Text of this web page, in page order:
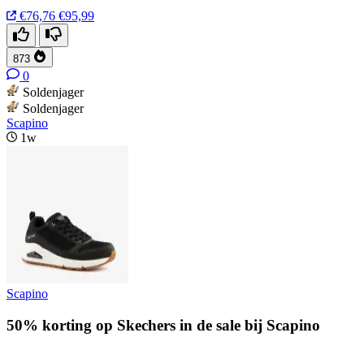
€76,76 €95,99
873
0
Soldenjager
Soldenjager
Scapino
1w
Scapino
50% korting op Skechers in de sale bij Scapino